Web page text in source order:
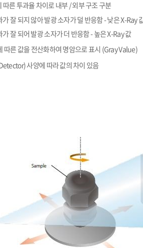
른 투과율 차이로 내부 / 외부 구조 구분
잘 되지 않아 발광 소자가 덜 반응함 - 낮은 X-Ray
잘 되어 발광 소자가 더 반응함 - 높은 X-Ray 값
따른 값을 전산화하여 명암으로 표시 (Gray Value)
사양에 따라 값의 차이 있음